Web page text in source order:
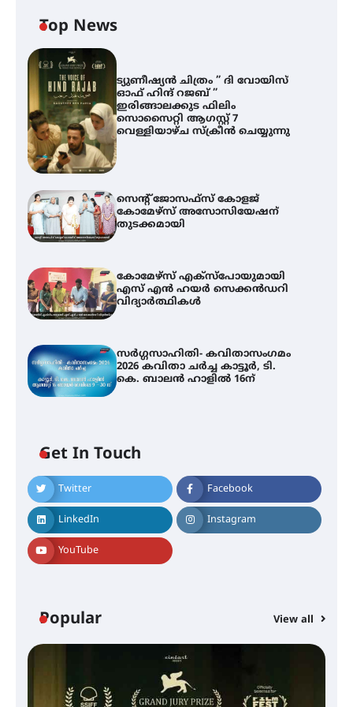
Top News
ട്യുണീഷ്യൻ ചിത്രം ” ദി വോയിസ്
ഓഫ് ഹിന്ദ് റജബ് ”
ഇരിങ്ങാലക്കുട ഫിലിം
സൊസൈറ്റി ആഗസ്റ്റ് 7
വെള്ളിയാഴ്ച സ്‌ക്രീൻ ചെയ്യുന്നു
സെന്റ് ജോസഫ്സ് കോളജ്
കോമേഴ്‌സ് അസോസിയേഷന്
തുടക്കമായി
കോമേഴ്സ് എക്സ്പോയുമായി
എസ് എൻ ഹയർ സെക്കൻഡറി
വിദ്യാർത്ഥികൾ
സർഗ്ഗസാഹിതി- കവിതാസംഗമം
2026 കവിതാ ചർച്ച കാട്ടൂർ, ടി.
കെ. ബാലൻ ഹാളിൽ 16ന്
Get In Touch
Twitter Facebook
LinkedIn Instagram
YouTube
Popular View all
കോമേഴ്സ് എക്സ്പോയുമായി
എസ് എൻ ഹയർ സെക്കൻഡറി
വിദ്യാർത്ഥികൾ